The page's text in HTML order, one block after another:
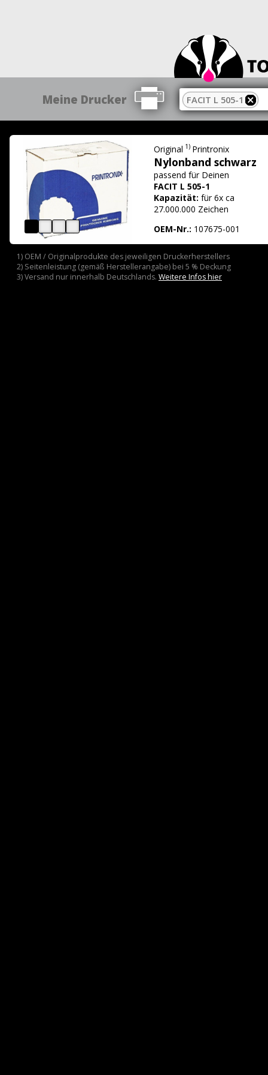
Meine Drucker FACIT L 505-1
Original 1) Printronix
Nylonband schwarz
passend für Deinen
FACIT L 505-1
Kapazität: für 6x ca
27.000.000 Zeichen
OEM-Nr.: 107675-001
1) OEM / Originalprodukte des jeweiligen Druckerherstellers
2) Seitenleistung (gemäß Herstellerangabe) bei 5 % Deckung
3) Versand nur innerhalb Deutschlands. Weitere Infos hier